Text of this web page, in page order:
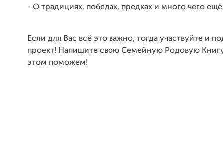
- О традициях, победах, предках и много чего
Если для Вас всё это важно, тогда участвуйте и
проект! Напишите свою Семейную Родовую
этом поможем!